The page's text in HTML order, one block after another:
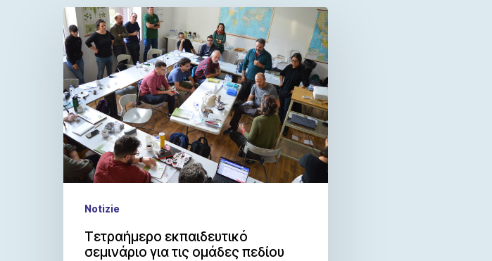
Notizie
Τετραήμερο εκπαιδευτικό
σεμινάριο για τις ομάδες πεδίου